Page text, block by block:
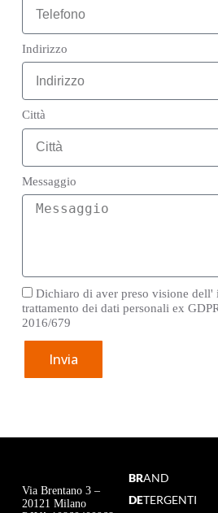
Indirizzo
Città
Messaggio
Dichiaro di aver preso visione dell'
trattamento dei dati personali ex
2016/679
Invia
Via Brentano 3 –
20121 Milano
BRAND
DETERGENTI